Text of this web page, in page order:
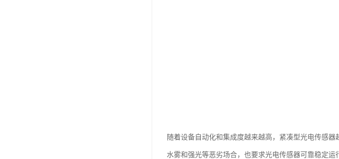
随着设备自动化和集成度越来越高，紧凑型光电传感
水雾和强光等恶劣场合，也要求光电传感器可靠稳定